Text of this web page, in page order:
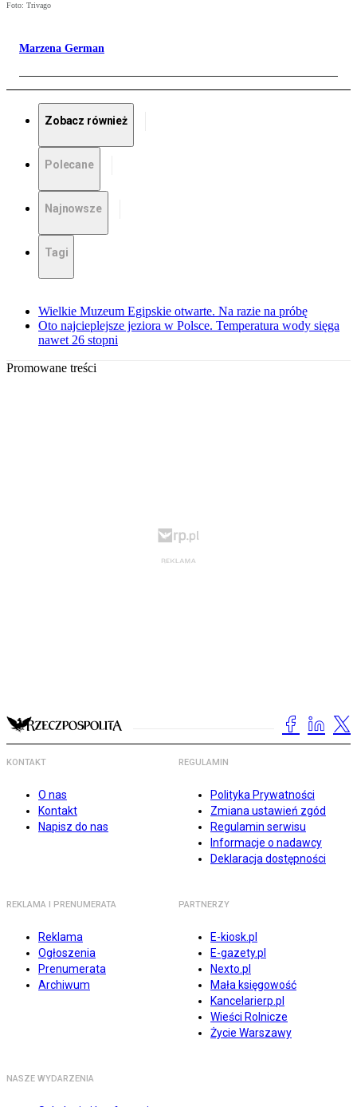
Foto: Trivago
Marzena German
Zobacz również
Polecane
Najnowsze
Tagi
Wielkie Muzeum Egipskie otwarte. Na razie na próbę
Oto najcieplejsze jeziora w Polsce. Temperatura wody sięga
nawet 26 stopni
Promowane treści
KONTAKT
O nas
Kontakt
Napisz do nas
REGULAMIN
Polityka Prywatności
Zmiana ustawień zgód
Regulamin serwisu
Informacje o nadawcy
Deklaracja dostępności
REKLAMA I PRENUMERATA
Reklama
Ogłoszenia
Prenumerata
Archiwum
PARTNERZY
E-kiosk.pl
E-gazety.pl
Nexto.pl
Mała księgowość
Kancelarierp.pl
Wieści Rolnicze
Życie Warszawy
NASZE WYDARZENIA